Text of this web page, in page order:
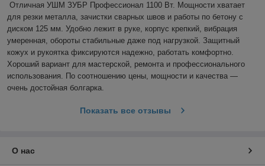
Отличная УШМ ЗУБР Профессионал 1100 Вт. Мощности хватает
для резки металла, зачистки сварных швов и работы по бетону с
диском 125 мм. Удобно лежит в руке, корпус крепкий, вибрация
умеренная, обороты стабильные даже под нагрузкой. Защитный
кожух и рукоятка фиксируются надежно, работать комфортно.
Хороший вариант для мастерской, ремонта и профессионального
использования. По соотношению цены, мощности и качества —
очень достойная болгарка.
Показать все отзывы
О нас